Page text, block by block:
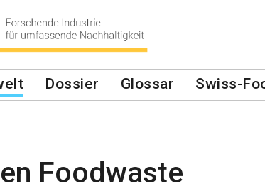
Dossier Glossar Swiss-
Foodwaste